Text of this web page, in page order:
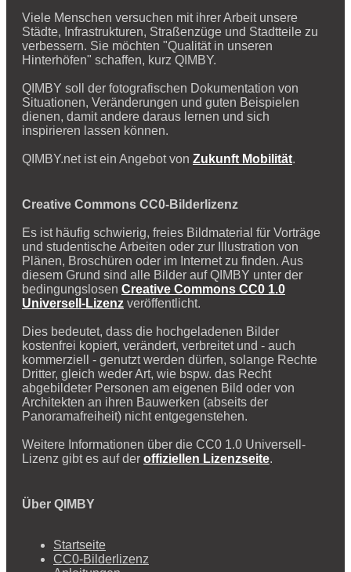
Viele Menschen versuchen mit ihrer Arbeit unsere
Städte, Infrastrukturen, Straßenzüge und Stadtteile zu
verbessern. Sie möchten "Qualität in unseren
Hinterhöfen" schaffen, kurz QIMBY.
QIMBY soll der fotografischen Dokumentation von
Situationen, Veränderungen und guten Beispielen
dienen, damit andere daraus lernen und sich
inspirieren lassen können.
QIMBY.net ist ein Angebot von Zukunft Mobilität.
Creative Commons CC0-Bilderlizenz
Es ist häufig schwierig, freies Bildmaterial für Vorträge
und studentische Arbeiten oder zur Illustration von
Plänen, Broschüren oder im Internet zu finden. Aus
diesem Grund sind alle Bilder auf QIMBY unter der
bedingungslosen Creative Commons CC0 1.0
Universell-Lizenz veröffentlicht.
Dies bedeutet, dass die hochgeladenen Bilder
kostenfrei kopiert, verändert, verbreitet und - auch
kommerziell - genutzt werden dürfen, solange Rechte
Dritter, gleich weder Art, wie bspw. das Recht
abgebildeter Personen am eigenen Bild oder von
Architekten an ihren Bauwerken (abseits der
Panoramafreiheit) nicht entgegenstehen.
Weitere Informationen über die CC0 1.0 Universell-
Lizenz gibt es auf der offiziellen Lizenzseite.
Über QIMBY
Startseite
CC0-Bilderlizenz